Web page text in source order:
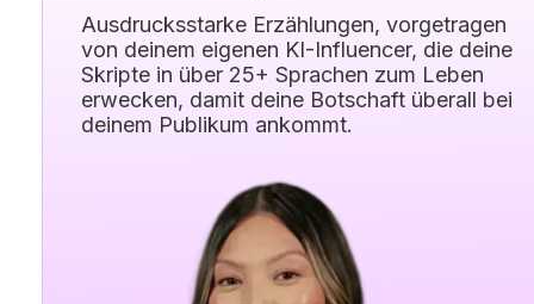
Ausdrucksstarke Erzählungen, vorgetragen
von deinem eigenen KI-Influencer, die deine
Skripte in über 25+ Sprachen zum Leben
erwecken, damit deine Botschaft überall bei
deinem Publikum ankommt.